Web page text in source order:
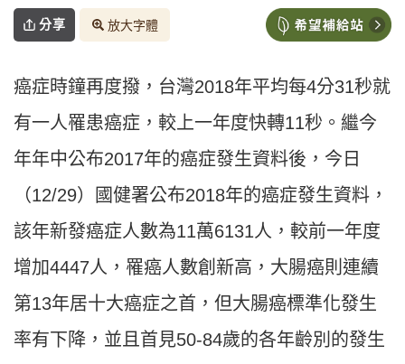
分享 放大字體
癌症時鐘再度撥，台灣2018年平均每4分31秒就
有一人罹患癌症，較上一年度快轉11秒。繼今
年年中公布2017年的癌症發生資料後，今日
（12/29）國健署公布2018年的癌症發生資料，
該年新發癌症人數為11萬6131人，較前一年度
增加4447人，罹癌人數創新高，大腸癌則連續
第13年居十大癌症之首，但大腸癌標準化發生
率有下降，並且首見50-84歲的各年齡別的發生